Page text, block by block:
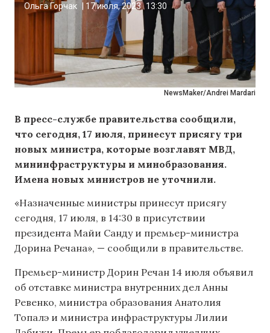
NewsMaker/Andrei Mardari
Ольга Горчак 17 июля, 2023 13:30
В пресс-службе правительства сообщили,
что сегодня, 17 июля, принесут присягу три
новых министра, которые возглавят МВД,
мининфраструктуры и минобразования.
Имена новых министров не уточнили.
«Назначенные министры принесут присягу
сегодня, 17 июля, в 14:30 в присутствии
президента Майи Санду и премьер-министра
Дорина Речана», — сообщили в правительстве.
Премьер-министр Дорин Речан 14 июля объявил
об отставке министра внутренних дел Анны
Ревенко, министра образования Анатолия
Топалэ и министра инфраструктуры Лилии